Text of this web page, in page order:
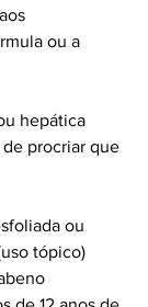
ou a
hepática
procriar que
ou
tópico)